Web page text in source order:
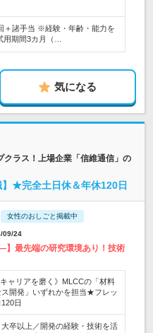
＋諸手当 ※経験・年齢・能力を
期間3カ月（…
気になる
クラス！上場企業「信維通信」の
★完全土日休＆年休120日
女性のおしごと掲載中
09/24
】最先端の研究環境あり！技術
ャリアを磨く》MLCCの「材料
開発」いずれかを担当★フレッ
日
大卒以上／開発の経験・技術を活